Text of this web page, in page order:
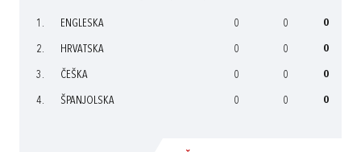
1. ENGLESKA 0 0 0
2. HRVATSKA 0 0 0
3. ČEŠKA 0 0 0
4. ŠPANJOLSKA 0 0 0